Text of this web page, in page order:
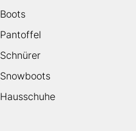
Boots
Pantoffel
Schnürer
Snowboots
Hausschuhe